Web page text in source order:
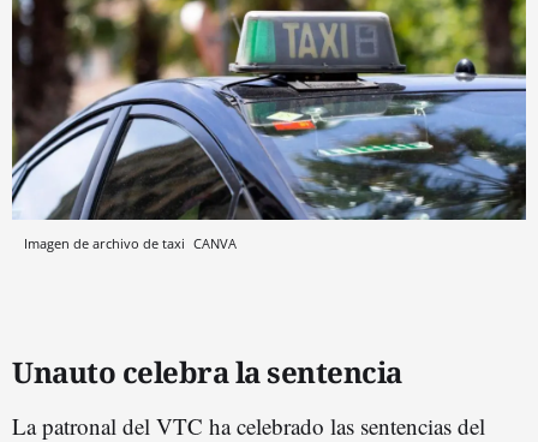
Imagen de archivo de taxi CANVA
Unauto celebra la sentencia
La patronal del VTC ha celebrado las sentencias del